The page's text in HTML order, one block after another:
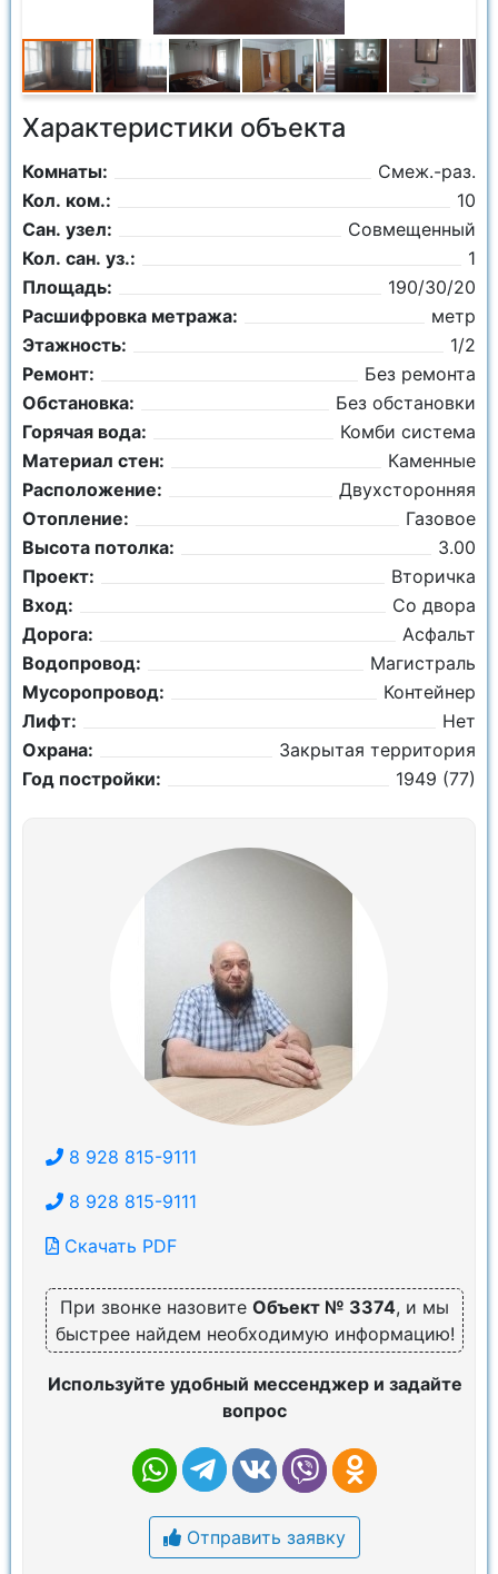
Характеристики объекта
Комнаты:
Смеж.-раз.
Кол. ком.:
10
Сан. узел:
Совмещенный
Кол. сан. уз.:
1
Площадь:
190/30/20
Расшифровка метража:
метр
Этажность:
1/2
Ремонт:
Без ремонта
Обстановка:
Без обстановки
Горячая вода:
Комби система
Материал стен:
Каменные
Расположение:
Двухсторонняя
Отопление:
Газовое
Высота потолка:
3.00
Проект:
Вторичка
Вход:
Со двора
Дорога:
Асфальт
Водопровод:
Магистраль
Мусоропровод:
Контейнер
Лифт:
Нет
Охрана:
Закрытая территория
Год постройки:
1949 (77)
8 928 815-9111
8 928 815-9111
Скачать PDF
При звонке назовите Объект № 3374, и мы
быстрее найдем необходимую информацию!
Используйте удобный мессенджер и задайте
вопрос
Отправить заявку